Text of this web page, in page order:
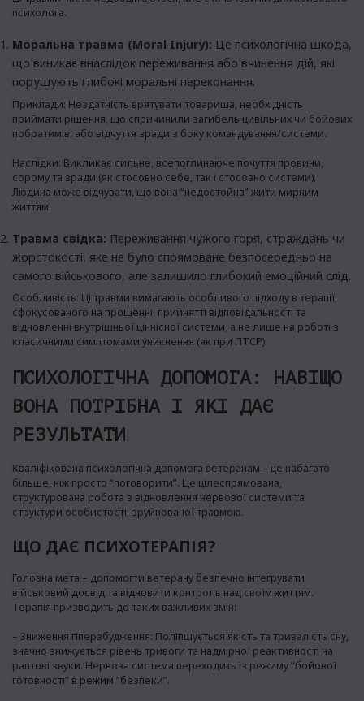
психолога.
Моральна травма (Moral Injury): Це психологічна шкода,
що виникає внаслідок переживання або вчинення дій, які
порушують глибокі моральні переконання.
Приклади: Нездатність врятувати товариша, необхідність
приймати рішення, що спричинили загибель цивільних чи бойових
побратимів, або відчуття зради з боку командування/системи.
Наслідки: Викликає сильне, всепоглинаюче почуття провини,
сорому та зради (як стосовно себе, так і стосовно системи).
Людина може відчувати, що вона “недостойна” жити мирним
життям.
Травма свідка: Переживання чужого горя, страждань чи
жорстокості, яке не було спрямоване безпосередньо на
самого військового, але залишило глибокий емоційний слід.
Особливість: Ці травми вимагають особливого підходу в терапії,
сфокусованого на прощенні, прийнятті відповідальності та
відновленні внутрішньої ціннісної системи, а не лише на роботі з
класичними симптомами уникнення (як при ПТСР).
ПСИХОЛОГІЧНА ДОПОМОГА: НАВІЩО
ВОНА ПОТРІБНА І ЯКІ ДАЄ
РЕЗУЛЬТАТИ
Кваліфікована психологічна допомога ветеранам – це набагато
більше, ніж просто “поговорити”. Це цілеспрямована,
структурована робота з відновлення нервової системи та
структури особистості, зруйнованої травмою.
ЩО ДАЄ ПСИХОТЕРАПІЯ?
Головна мета – допомогти ветерану безпечно інтегрувати
військовий досвід та відновити контроль над своїм життям.
Терапія призводить до таких важливих змін:
– Зниження гіперзбудження: Поліпшується якість та тривалість сну,
значно знижується рівень тривоги та надмірної реактивності на
раптові звуки. Нервова система переходить із режиму “бойової
готовності” в режим “безпеки”.